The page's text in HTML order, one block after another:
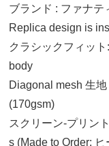
ブランド : ファナ
Replica design is
クラシックフィッ
body
Diagonal mesh 生
(170gsm)
スクリーン-プリン
s (Made to Order:
S
20,560円(税込)